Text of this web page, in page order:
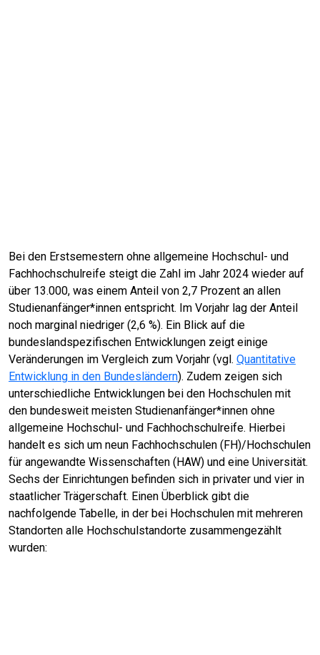
Bei den Erstsemestern ohne allgemeine Hochschul- und
Fachhochschulreife steigt die Zahl im Jahr 2024 wieder auf
über 13.000, was einem Anteil von 2,7 Prozent an allen
Studienanfänger*innen entspricht. Im Vorjahr lag der Anteil
noch marginal niedriger (2,6 %). Ein Blick auf die
bundeslandspezifischen Entwicklungen zeigt einige
Veränderungen im Vergleich zum Vorjahr (vgl. Quantitative
Entwicklung in den Bundesländern). Zudem zeigen sich
unterschiedliche Entwicklungen bei den Hochschulen mit
den bundesweit meisten Studienanfänger*innen ohne
allgemeine Hochschul- und Fachhochschulreife. Hierbei
handelt es sich um neun Fachhochschulen (FH)/Hochschulen
für angewandte Wissenschaften (HAW) und eine Universität.
Sechs der Einrichtungen befinden sich in privater und vier in
staatlicher Trägerschaft. Einen Überblick gibt die
nachfolgende Tabelle, in der bei Hochschulen mit mehreren
Standorten alle Hochschulstandorte zusammengezählt
wurden: